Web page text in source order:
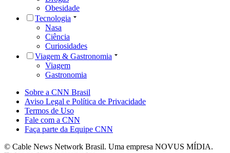
Obesidade
Tecnologia
Nasa
Ciência
Curiosidades
Viagem & Gastronomia
Viagem
Gastronomia
Sobre a CNN Brasil
Aviso Legal e Política de Privacidade
Termos de Uso
Fale com a CNN
Faça parte da Equipe CNN
© Cable News Network Brasil. Uma empresa NOVUS MÍDIA.